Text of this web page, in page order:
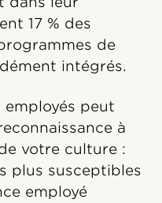
17 % des
de
intégrés.
employés peut
à
votre culture :
plus susceptibles
employé